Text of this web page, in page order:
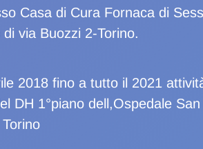
Casa di Cura Fornaca di
via Buozzi 2-Torino.
2018 fino a tutto il 2021
DH 1°piano dell,Ospedale